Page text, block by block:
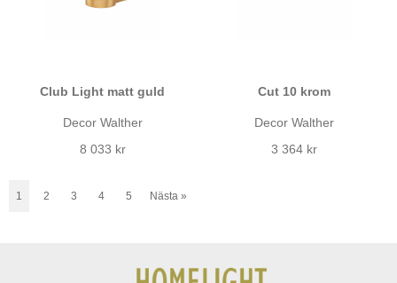
Club Light matt guld
Decor Walther
8 033 kr
Cut 10 krom
Decor Walther
3 364 kr
1 2 3 4 5 Nästa »